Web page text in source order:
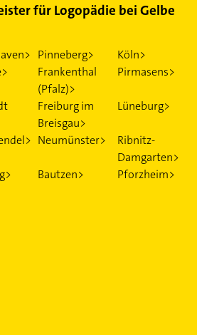
für Logopädie bei Gelbe
Pinneberg>
Köln>
Frankenthal
(Pfalz)>
Pirmasens>
Freiburg im
Breisgau>
Lüneburg>
Neumünster>
Ribnitz-
Damgarten>
Bautzen> Pforzheim>